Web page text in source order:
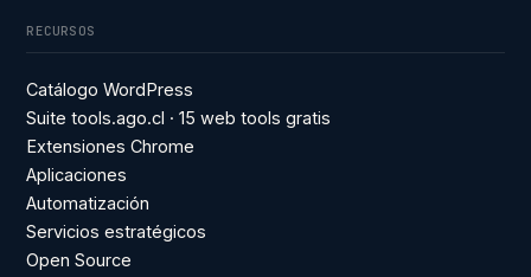
RECURSOS
Catálogo WordPress
Suite tools.ago.cl · 15 web tools gratis
Extensiones Chrome
Aplicaciones
Automatización
Servicios estratégicos
Open Source